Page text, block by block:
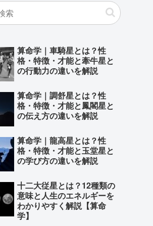
算命学｜車騎星とは？性
格・特徴・才能と牽牛星と
の行動力の違いを解説
算命学｜調舒星とは？性
格・特徴・才能と鳳閣星と
の伝え方の違いを解説
算命学｜龍高星とは？性
格・特徴・才能と玉堂星と
の学び方の違いを解説
十二大従星とは？12種類の
意味と人生のエネルギーを
わかりやすく解説【算命
学】